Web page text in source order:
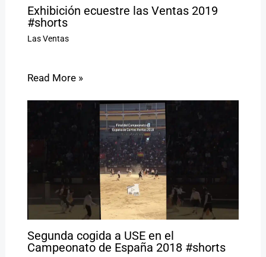
Exhibición ecuestre las Ventas 2019
#shorts
Las Ventas
Read More »
Segunda cogida a USE en el
Campeonato de España 2018 #shorts